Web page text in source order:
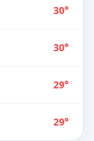
30°
30°
29°
29°